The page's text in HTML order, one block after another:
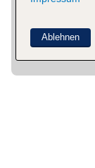
Ablehnen